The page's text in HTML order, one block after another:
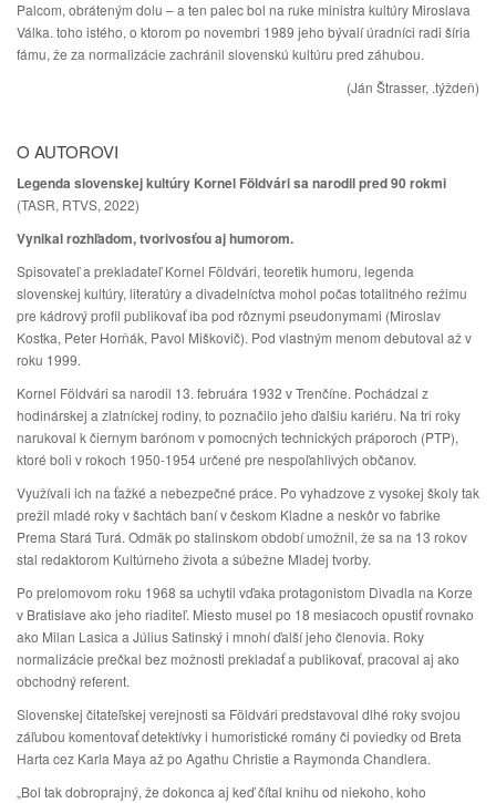
Palcom, obráteným dolu – a ten palec bol na ruke ministra kultúry Miroslava
Válka. toho istého, o ktorom po novembri 1989 jeho bývalí úradníci radi šíria
fámu, že za normalizácie zachránil slovenskú kultúru pred záhubou.
(Ján Štrasser, .týždeň)
O AUTOROVI
Legenda slovenskej kultúry Kornel Földvári sa narodil pred 90 rokmi
(TASR, RTVS, 2022)
Vynikal rozhľadom, tvorivosťou aj humorom.
Spisovateľ a prekladateľ Kornel Földvári, teoretik humoru, legenda
slovenskej kultúry, literatúry a divadelníctva mohol počas totalitného režimu
pre kádrový profil publikovať iba pod rôznymi pseudonymami (Miroslav
Kostka, Peter Horňák, Pavol Miškovič). Pod vlastným menom debutoval až v
roku 1999.
Kornel Földvári sa narodil 13. februára 1932 v Trenčíne. Pochádzal z
hodinárskej a zlatníckej rodiny, to poznačilo jeho ďalšiu kariéru. Na tri roky
narukoval k čiernym barónom v pomocných technických práporoch (PTP),
ktoré boli v rokoch 1950-1954 určené pre nespoľahlivých občanov.
Využívali ich na ťažké a nebezpečné práce. Po vyhadzove z vysokej školy tak
prežil mladé roky v šachtách baní v českom Kladne a neskôr vo fabrike
Prema Stará Turá. Odmäk po stalinskom období umožnil, že sa na 13 rokov
stal redaktorom Kultúrneho života a súbežne Mladej tvorby.
Po prelomovom roku 1968 sa uchytil vďaka protagonistom Divadla na Korze
v Bratislave ako jeho riaditeľ. Miesto musel po 18 mesiacoch opustiť rovnako
ako Milan Lasica a Július Satinský i mnohí ďalší jeho členovia. Roky
normalizácie prečkal bez možnosti prekladať a publikovať, pracoval aj ako
obchodný referent.
Slovenskej čitateľskej verejnosti sa Földvári predstavoval dlhé roky svojou
záľubou komentovať detektívky i humoristické romány či poviedky od Breta
Harta cez Karla Maya až po Agathu Christie a Raymonda Chandlera.
„Bol tak dobroprajný, že dokonca aj keď čítal knihu od niekoho, koho